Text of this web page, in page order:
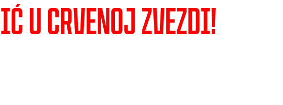
u Crvenoj zvezdi!